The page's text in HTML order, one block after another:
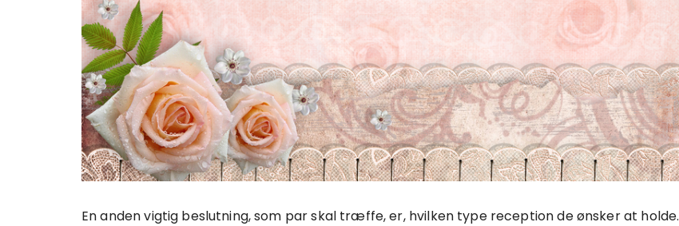
En anden vigtig beslutning, som par skal træffe, er, hvilken type reception de ønsker at holde.